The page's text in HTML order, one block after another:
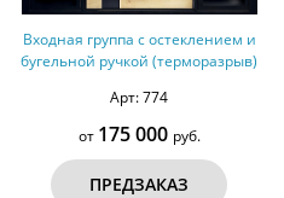
Входная группа с остеклением и
бугельной ручкой (терморазрыв)
Арт: 774
от 175 000 руб.
ПРЕДЗАКАЗ